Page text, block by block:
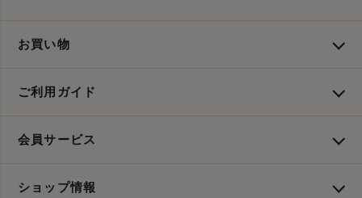
お買い物
ご利用ガイド
会員サービス
ショップ情報